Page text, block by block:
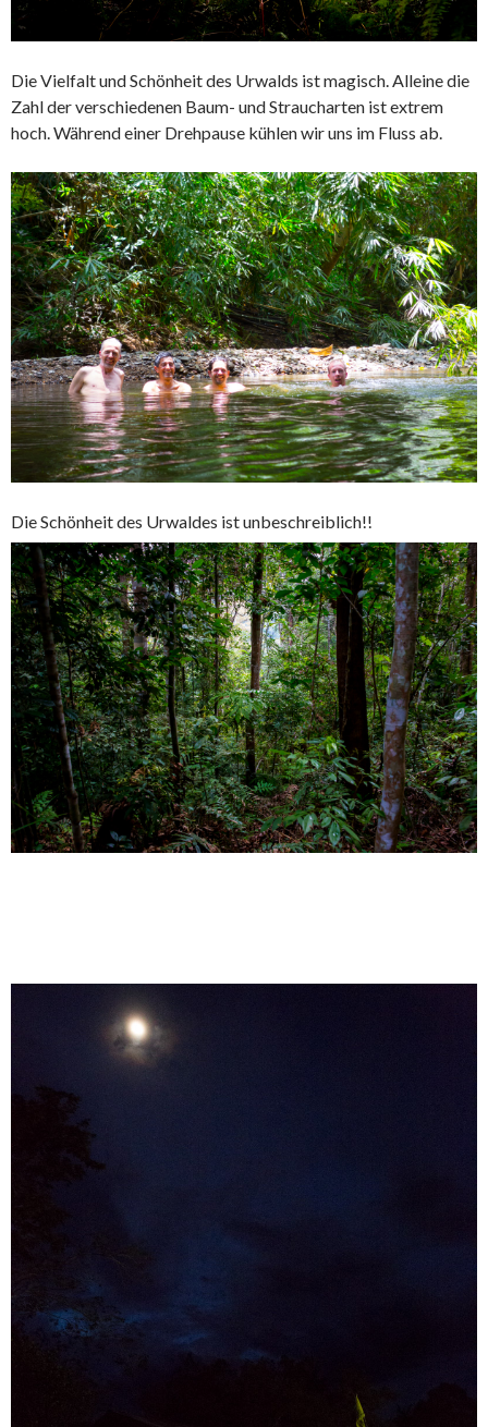
Die Vielfalt und Schönheit des Urwalds ist magisch. Alleine die
Zahl der verschiedenen Baum- und Straucharten ist extrem
hoch. Während einer Drehpause kühlen wir uns im Fluss ab.
Die Schönheit des Urwaldes ist unbeschreiblich!!